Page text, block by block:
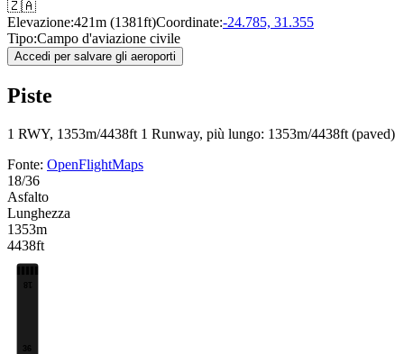
🇿🇦
Elevazione:421m (1381ft)Coordinate:-24.785, 31.355
Tipo:Campo d'aviazione civile
Accedi per salvare gli aeroporti
Piste
1 RWY, 1353m/4438ft 1 Runway, più lungo: 1353m/4438ft (paved)
Fonte: OpenFlightMaps
18/36
Asfalto
Lunghezza
1353m
4438ft
36
18